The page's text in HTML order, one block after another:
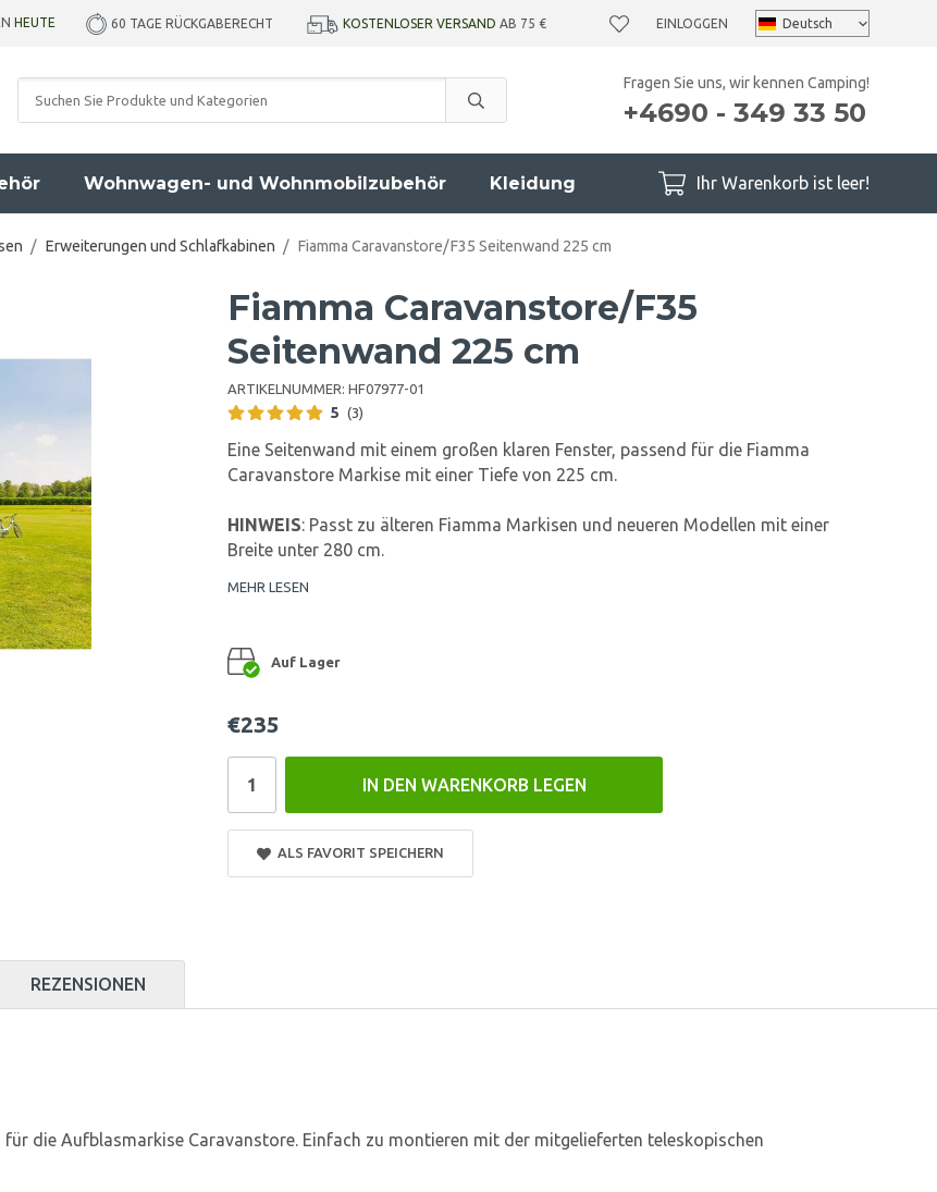
HEUTE 60 TAGE RÜCKGABERECHT KOSTENLOSER VERSAND AB 75 € EINLOGGEN
Fragen Sie uns, wir kennen Camping!
+4690 - 349 33 50
Wohnwagen- und Wohnmobilzubehör Kleidung Ihr Warenkorb ist leer!
/ Erweiterungen und Schlafkabinen / Fiamma Caravanstore/F35 Seitenwand 225 cm
Fiamma Caravanstore/F35
Seitenwand 225 cm
ARTIKELNUMMER: HF07977-01
5 (3)
Eine Seitenwand mit einem großen klaren Fenster, passend für die Fiamma
Caravanstore Markise mit einer Tiefe von 225 cm.
HINWEIS: Passt zu älteren Fiamma Markisen und neueren Modellen mit einer
Breite unter 280 cm.
MEHR LESEN
Auf Lager
€235
IN DEN WARENKORB LEGEN
ALS FAVORIT SPEICHERN
REZENSIONEN
die Aufblasmarkise Caravanstore. Einfach zu montieren mit der mitgelieferten teleskopischen